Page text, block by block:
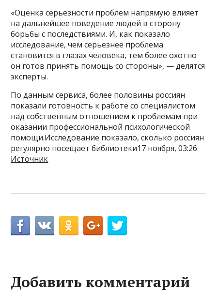
«Оценка серьезности проблем напрямую влияет
на дальнейшее поведение людей в сторону
борьбы с последствиями. И, как показало
исследование, чем серьезнее проблема
становится в глазах человека, тем более охотно
он готов принять помощь со стороны», — делятся
эксперты.
По данным сервиса, более половины россиян
показали готовность к работе со специалистом
над собственным отношением к проблемам при
оказании профессиональной психологической
помощи.Исследование показало, сколько россиян
регулярно посещает библиотеки17 ноября, 03:26
Источник
Добавить комментарий